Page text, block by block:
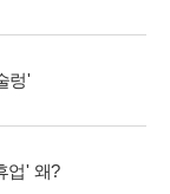
렁'
업' 왜?